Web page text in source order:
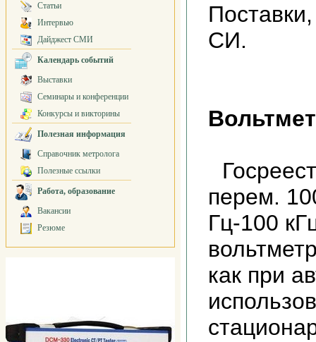
Статьи
Интервью
Дайджест СМИ
Календарь событий
Выставки
Семинары и конференции
Конкурсы и викторины
Полезная информация
Справочник метролога
Полезные ссылки
Работа, образование
Вакансии
Резюме
СИ.
перем.
Гц-100
как при